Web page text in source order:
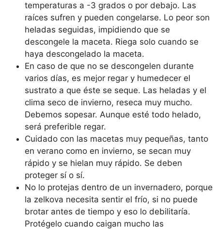
temperaturas a -3 grados o por debajo. Las
raíces sufren y pueden congelarse. Lo peor son
heladas seguidas, impidiendo que se
descongele la maceta. Riega solo cuando se
haya descongelado la maceta.
En caso de que no se descongelen durante
varios días, es mejor regar y humedecer el
sustrato a que éste se seque. Las heladas y el
clima seco de invierno, reseca muy mucho.
Debemos sopesar. Aunque esté todo helado,
será preferible regar.
Cuidado con las macetas muy pequeñas, tanto
en verano como en invierno, se secan muy
rápido y se hielan muy rápido. Se deben
proteger sí o sí.
No lo protejas dentro de un invernadero, porque
la zelkova necesita sentir el frío, si no puede
brotar antes de tiempo y eso lo debilitaría.
Protégelo cuando caigan mucho las